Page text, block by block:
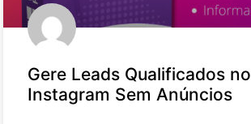
Gere Leads Qualificados no
Instagram Sem Anúncios